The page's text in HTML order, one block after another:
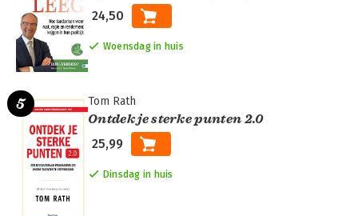
24,50
Woensdag in huis
4
Tom Rath
Ontdek je sterke punten 2.0
25,99
Dinsdag in huis